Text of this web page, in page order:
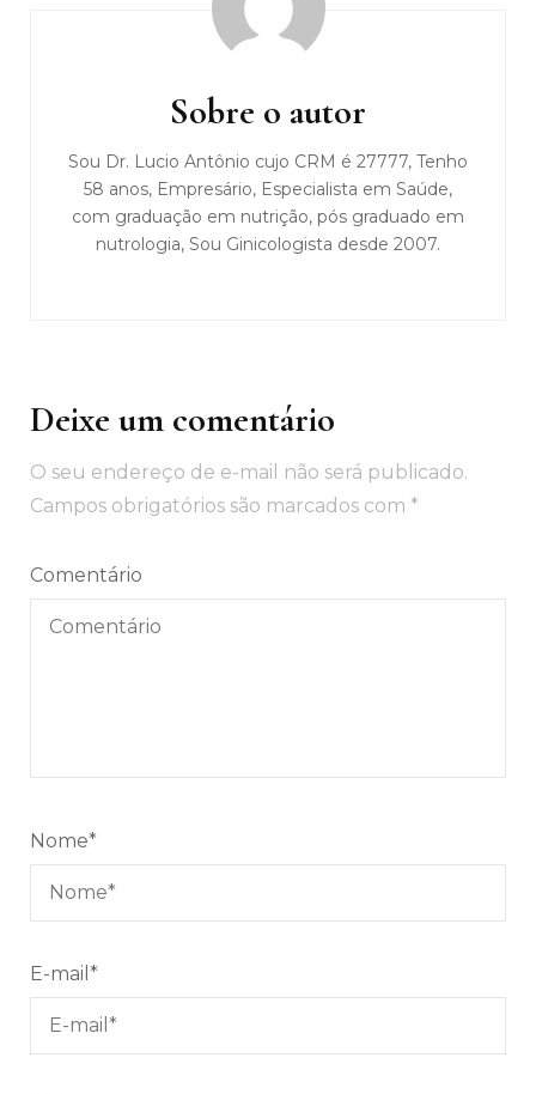
Sobre o autor
Sou Dr. Lucio Antônio cujo CRM é 27777, Tenho
58 anos, Empresário, Especialista em Saúde,
com graduação em nutrição, pós graduado em
nutrologia, Sou Ginicologista desde 2007.
Deixe um comentário
O seu endereço de e-mail não será publicado.
Campos obrigatórios são marcados com *
Comentário
Nome*
E-mail *